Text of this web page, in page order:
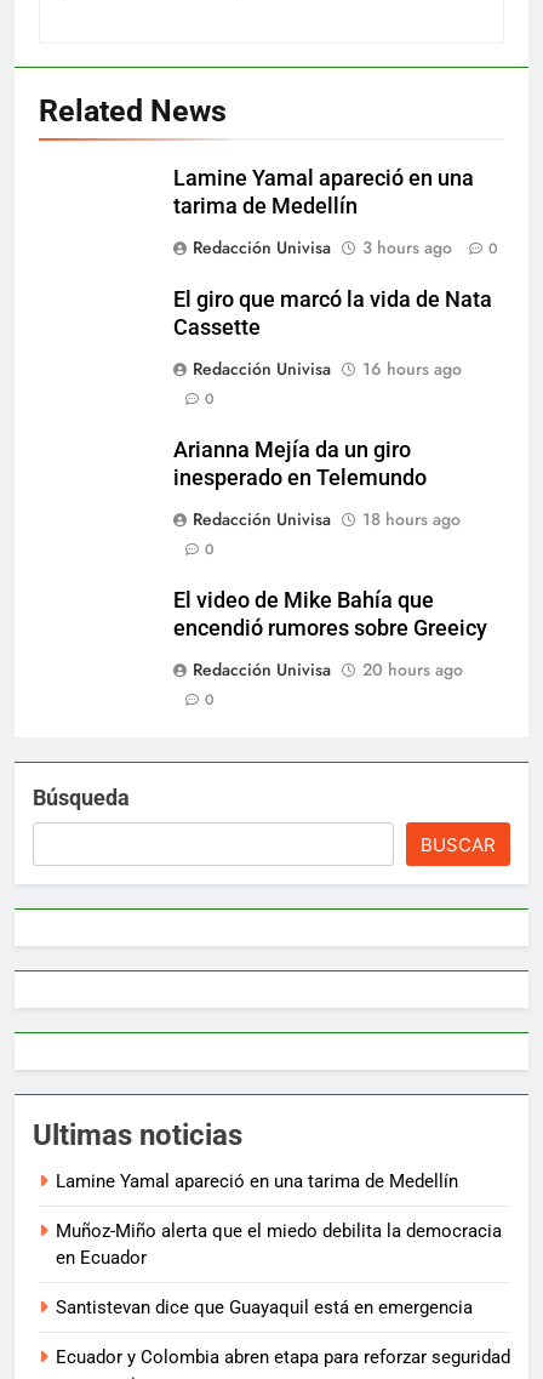
Related News
Lamine Yamal apareció en una
tarima de Medellín
Redacción Univisa
3 hours ago 0
El giro que marcó la vida de Nata
Cassette
Redacción Univisa
16 hours ago
0
Arianna Mejía da un giro
inesperado en Telemundo
Redacción Univisa
18 hours ago
0
El video de Mike Bahía que
encendió rumores sobre Greeicy
Redacción Univisa
20 hours ago
0
Búsqueda
BUSCAR
Ultimas noticias
Lamine Yamal apareció en una tarima de Medellín
Muñoz-Miño alerta que el miedo debilita la democracia
en Ecuador
Santistevan dice que Guayaquil está en emergencia
Ecuador y Colombia abren etapa para reforzar seguridad